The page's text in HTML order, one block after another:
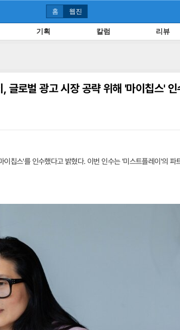
홈 웹진
기획 칼럼 리뷰
, 글로벌 광고 시장 공략 위해 '마이칩스' 인
칩스'를 인수했다고 밝혔다. 이번 인수는 '미스트플레이'의